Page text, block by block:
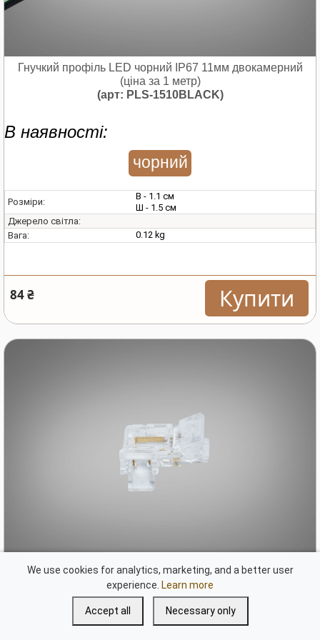
Гнучкий профіль LED чорний IP67 11мм двокамерний
(ціна за 1 метр)
(арт: PLS-1510BLACK)
В наявності:
чорний
Розміри:
В - 1.1 см
Ш - 1.5 см
Джерело світла:
Вага:
0.12 kg
84 ₴ Купити
Конектор кутовий 2pin стрічка 5мм прозорий SMD COB
(арт: PCON 2pin-5mm L-Clear)
We use cookies for analytics, marketing, and a better user
experience. Learn more
Accept all Necessary only